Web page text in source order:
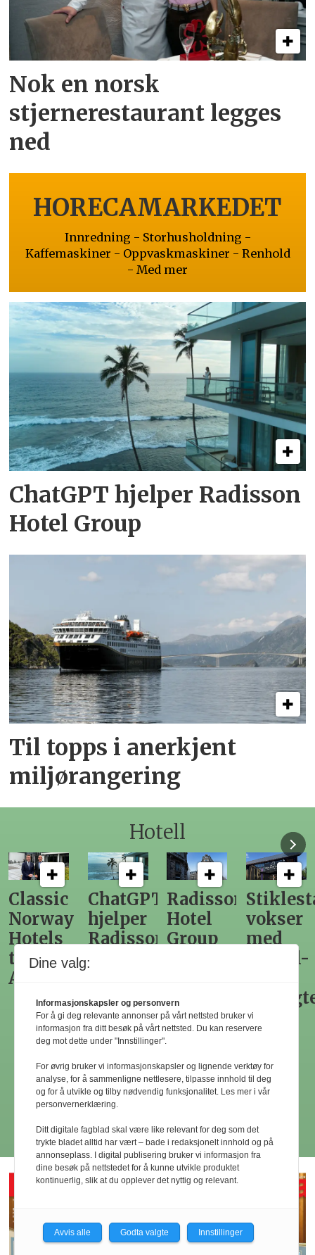
Nok en norsk
stjernerestaurant legges
ned
HORECAMARKEDET
Innredning - Storhusholdning -
Kaffemaskiner - Oppvaskmaskiner - Renhold
- Med mer
ChatGPT hjelper Radisson
Hotel Group
Til topps i anerkjent
miljørangering
Hotell
Classic
Norway
Hotels
til
Akershus
ChatGPT
hjelper
Radisson
Hotel
Radisson
Hotel
Group
globalt
vokser
med
fotball-
Les flere
Dine valg:
Informasjonskapsler og personvern
For å gi deg relevante annonser på vårt nettsted bruker vi
informasjon fra ditt besøk på vårt nettsted. Du kan reservere
deg mot dette under "Innstillinger".
For øvrig bruker vi informasjonskapsler og lignende verktøy for
analyse, for å sammenligne nettlesere, tilpasse innhold til deg
og for å utvikle og tilby nødvendig funksjonalitet. Les mer i vår
personvernerklæring.
Ditt digitale fagblad skal være like relevant for deg som det
trykte bladet alltid har vært – bade i redaksjonelt innhold og på
annonseplass. I digital publisering bruker vi informasjon fra
dine besøk på nettstedet for å kunne utvikle produktet
kontinuerlig, slik at du opplever det nyttig og relevant.
Avvis alle Godta valgte Innstillinger